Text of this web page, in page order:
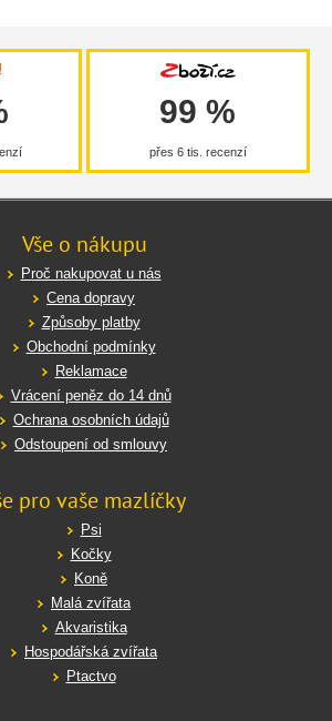
99 %
přes 6 tis. recenzí
Vše o nákupu
Proč nakupovat u nás
Cena dopravy
Způsoby platby
Obchodní podmínky
Reklamace
Vrácení peněz do 14 dnů
Ochrana osobních údajů
Odstoupení od smlouvy
pro vaše mazlíčky
Psi
Kočky
Koně
Malá zvířata
Akvaristika
Hospodářská zvířata
Ptactvo